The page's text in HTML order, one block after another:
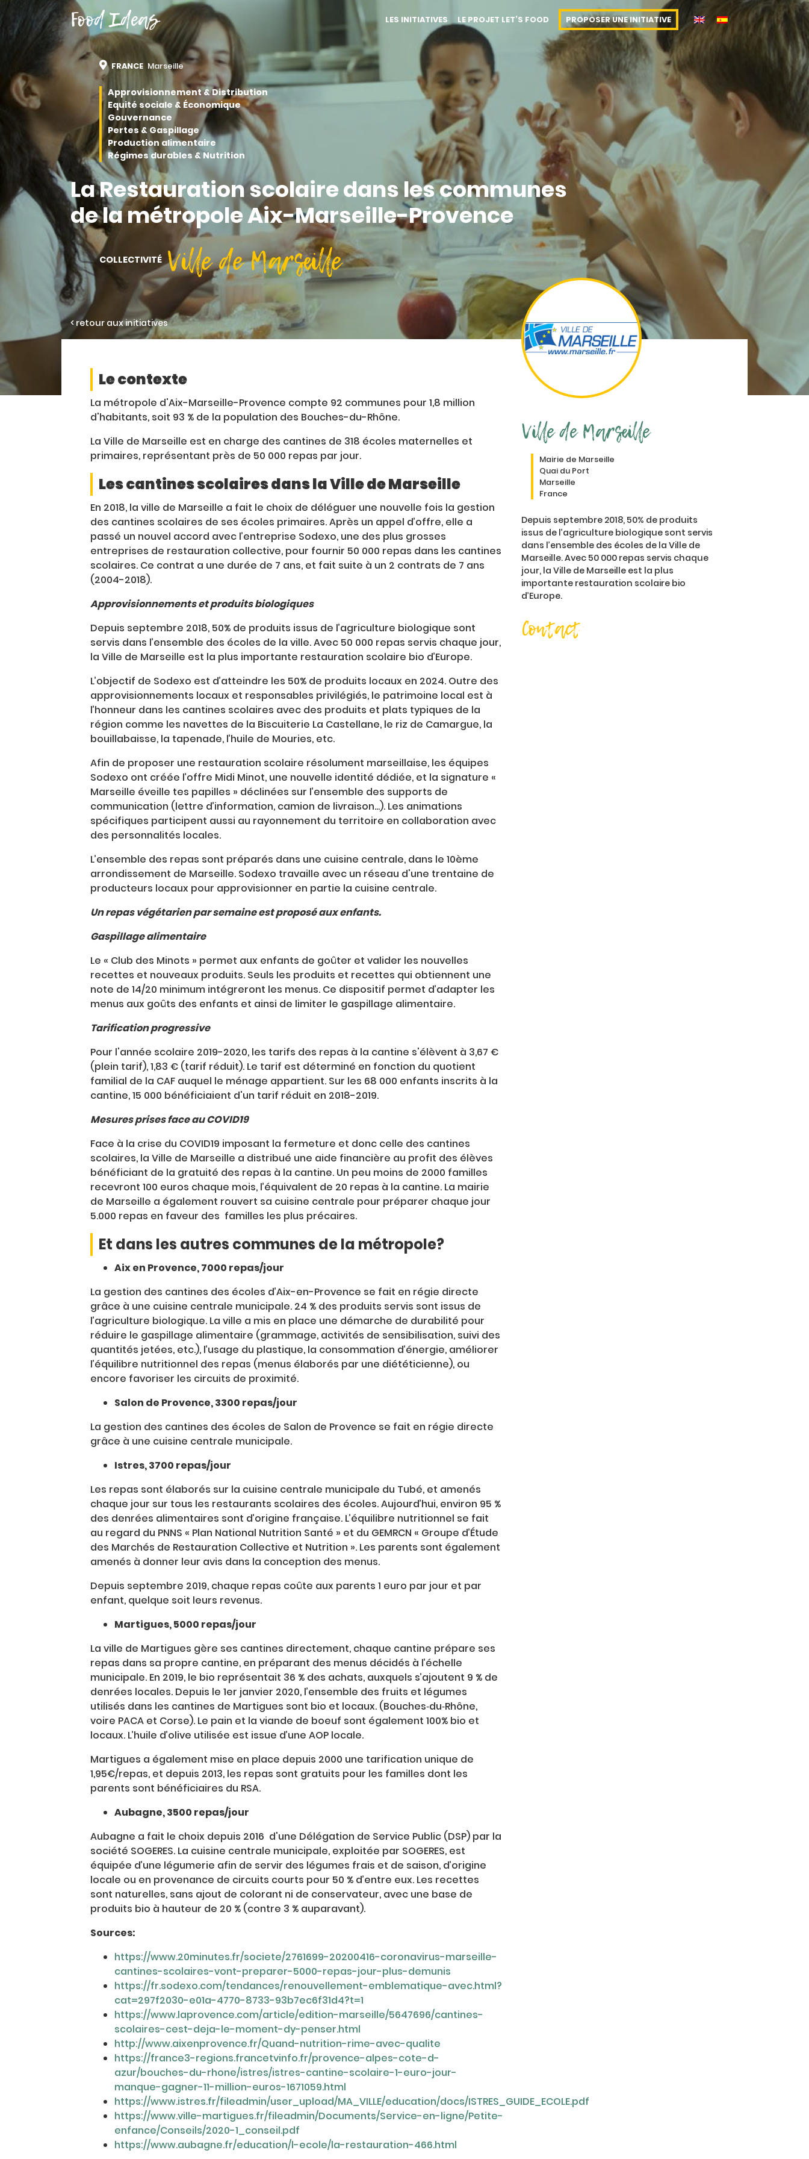
Food Ideas LES INITIATIVES LE PROJET LET’S FOOD PROPOSER UNE INITIATIVE
FRANCE Marseille
Approvisionnement & Distribution
Equité sociale & Économique
Gouvernance
Pertes & Gaspillage
Production alimentaire
Régimes durables & Nutrition
La Restauration scolaire dans les communes
de la métropole Aix-Marseille-Provence
COLLECTIVITÉ Ville de Marseille
< retour aux initiatives
Le contexte
La métropole d'Aix-Marseille-Provence compte 92 communes pour 1,8 million
d'habitants, soit 93 % de la population des Bouches-du-Rhône.
La Ville de Marseille est en charge des cantines de 318 écoles maternelles et
primaires, représentant près de 50 000 repas par jour.
Les cantines scolaires dans la Ville de Marseille
En 2018, la ville de Marseille a fait le choix de déléguer une nouvelle fois la gestion
des cantines scolaires de ses écoles primaires. Après un appel d’offre, elle a
passé un nouvel accord avec l’entreprise Sodexo, une des plus grosses
entreprises de restauration collective, pour fournir 50 000 repas dans les cantines
scolaires. Ce contrat a une durée de 7 ans, et fait suite à un 2 contrats de 7 ans
(2004-2018).
Approvisionnements et produits biologiques
Depuis septembre 2018, 50% de produits issus de l’agriculture biologique sont
servis dans l’ensemble des écoles de la ville. Avec 50 000 repas servis chaque jour,
la Ville de Marseille est la plus importante restauration scolaire bio d’Europe.
L’objectif de Sodexo est d’atteindre les 50% de produits locaux en 2024. Outre des
approvisionnements locaux et responsables privilégiés, le patrimoine local est à
l’honneur dans les cantines scolaires avec des produits et plats typiques de la
région comme les navettes de la Biscuiterie La Castellane, le riz de Camargue, la
bouillabaisse, la tapenade, l’huile de Mouries, etc.
Afin de proposer une restauration scolaire résolument marseillaise, les équipes
Sodexo ont créée l’offre Midi Minot, une nouvelle identité dédiée, et la signature «
Marseille éveille tes papilles » déclinées sur l’ensemble des supports de
communication (lettre d’information, camion de livraison...). Les animations
spécifiques participent aussi au rayonnement du territoire en collaboration avec
des personnalités locales.
L’ensemble des repas sont préparés dans une cuisine centrale, dans le 10ème
arrondissement de Marseille. Sodexo travaille avec un réseau d'une trentaine de
producteurs locaux pour approvisionner en partie la cuisine centrale.
Un repas végétarien par semaine est proposé aux enfants.
Gaspillage alimentaire
Le « Club des Minots » permet aux enfants de goûter et valider les nouvelles
recettes et nouveaux produits. Seuls les produits et recettes qui obtiennent une
note de 14/20 minimum intégreront les menus. Ce dispositif permet d’adapter les
menus aux goûts des enfants et ainsi de limiter le gaspillage alimentaire.
Tarification progressive
Pour l'année scolaire 2019-2020, les tarifs des repas à la cantine s'élèvent à 3,67 €
(plein tarif), 1,83 € (tarif réduit). Le tarif est déterminé en fonction du quotient
familial de la CAF auquel le ménage appartient. Sur les 68 000 enfants inscrits à la
cantine, 15 000 bénéficiaient d'un tarif réduit en 2018-2019.
Mesures prises face au COVID19
Face à la crise du COVID19 imposant la fermeture et donc celle des cantines
scolaires, la Ville de Marseille a distribué une aide financière au profit des élèves
bénéficiant de la gratuité des repas à la cantine. Un peu moins de 2000 familles
recevront 100 euros chaque mois, l’équivalent de 20 repas à la cantine. La mairie
de Marseille a également rouvert sa cuisine centrale pour préparer chaque jour
5.000 repas en faveur des familles les plus précaires.
Et dans les autres communes de la métropole?
Aix en Provence, 7000 repas/jour
La gestion des cantines des écoles d’Aix-en-Provence se fait en régie directe
grâce à une cuisine centrale municipale. 24 % des produits servis sont issus de
l’agriculture biologique. La ville a mis en place une démarche de durabilité pour
réduire le gaspillage alimentaire (grammage, activités de sensibilisation, suivi des
quantités jetées, etc.), l’usage du plastique, la consommation d’énergie, améliorer
l’équilibre nutritionnel des repas (menus élaborés par une diététicienne), ou
encore favoriser les circuits de proximité.
Salon de Provence, 3300 repas/jour
La gestion des cantines des écoles de Salon de Provence se fait en régie directe
grâce à une cuisine centrale municipale.
Istres, 3700 repas/jour
Les repas sont élaborés sur la cuisine centrale municipale du Tubé, et amenés
chaque jour sur tous les restaurants scolaires des écoles. Aujourd’hui, environ 95 %
des denrées alimentaires sont d’origine française. L’équilibre nutritionnel se fait
au regard du PNNS « Plan National Nutrition Santé » et du GEMRCN « Groupe d’Étude
des Marchés de Restauration Collective et Nutrition ». Les parents sont également
amenés à donner leur avis dans la conception des menus.
Depuis septembre 2019, chaque repas coûte aux parents 1 euro par jour et par
enfant, quelque soit leurs revenus.
Martigues, 5000 repas/jour
La ville de Martigues gère ses cantines directement, chaque cantine prépare ses
repas dans sa propre cantine, en préparant des menus décidés à l’échelle
municipale. En 2019, le bio représentait 36 % des achats, auxquels s’ajoutent 9 % de
denrées locales. Depuis le 1er janvier 2020, l’ensemble des fruits et légumes
utilisés dans les cantines de Martigues sont bio et locaux. (Bouches‐du‐Rhône,
voire PACA et Corse). Le pain et la viande de boeuf sont également 100% bio et
locaux. L’huile d’olive utilisée est issue d’une AOP locale.
Martigues a également mise en place depuis 2000 une tarification unique de
1,95€/repas, et depuis 2013, les repas sont gratuits pour les familles dont les
parents sont bénéficiaires du RSA.
Aubagne, 3500 repas/jour
Aubagne a fait le choix depuis 2016 d'une Délégation de Service Public (DSP) par la
société SOGERES. La cuisine centrale municipale, exploitée par SOGERES, est
équipée d’une légumerie afin de servir des légumes frais et de saison, d’origine
locale ou en provenance de circuits courts pour 50 % d’entre eux. Les recettes
sont naturelles, sans ajout de colorant ni de conservateur, avec une base de
produits bio à hauteur de 20 % (contre 3 % auparavant).
Sources:
https://www.20minutes.fr/societe/2761699-20200416-coronavirus-marseille-
cantines-scolaires-vont-preparer-5000-repas-jour-plus-demunis
https://fr.sodexo.com/tendances/renouvellement-emblematique-avec.html?
cat=297f2030-e01a-4770-8733-93b7ec6f31d4?t=1
https://www.laprovence.com/article/edition-marseille/5647696/cantines-
scolaires-cest-deja-le-moment-dy-penser.html
http://www.aixenprovence.fr/Quand-nutrition-rime-avec-qualite
https://france3-regions.francetvinfo.fr/provence-alpes-cote-d-
azur/bouches-du-rhone/istres/istres-cantine-scolaire-1-euro-jour-
manque-gagner-11-million-euros-1671059.html
https://www.istres.fr/fileadmin/user_upload/MA_VILLE/education/docs/ISTRES_GUIDE_ECOLE.pdf
https://www.ville-martigues.fr/fileadmin/Documents/Service-en-ligne/Petite-
enfance/Conseils/2020-1_conseil.pdf
https://www.aubagne.fr/education/l-ecole/la-restauration-466.html
Ville de Marseille
Mairie de Marseille
Quai du Port
Marseille
France
Depuis septembre 2018, 50% de produits
issus de l’agriculture biologique sont servis
dans l’ensemble des écoles de la Ville de
Marseille. Avec 50 000 repas servis chaque
jour, la Ville de Marseille est la plus
importante restauration scolaire bio
d’Europe.
Contact